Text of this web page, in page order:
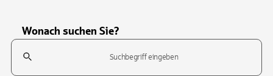
Wonach suchen Sie?
Suchfeld